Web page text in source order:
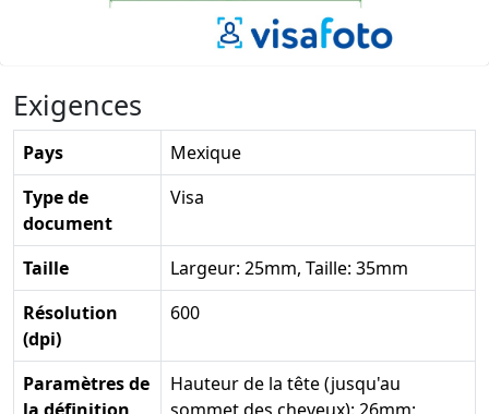
Exigences
Pays
Mexique
Type de
document
Visa
Taille
Largeur: 25mm, Taille: 35mm
Résolution
(dpi)
600
Paramètres de
Hauteur de la tête (jusqu'au